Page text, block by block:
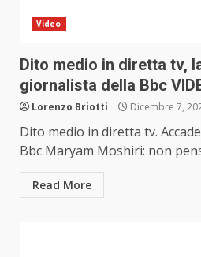
Video
Dito medio in diretta tv,
giornalista della Bbc
Lorenzo Briotti Dicembre 7,
Dito medio in diretta tv.
Bbc Maryam Moshiri: non
Read More